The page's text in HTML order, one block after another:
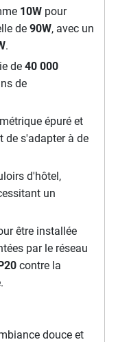
10Wpour
de 90W, avec un
.
de 40 000
de
épuré et
de s'adapter à de
d'hôtel,
un
être installée
par le réseau
contre la
douce et